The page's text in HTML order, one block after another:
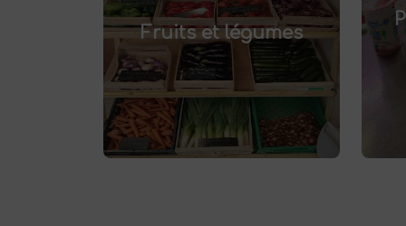
Fruits et légumes
frais à Saint-Saulve
et savourez
des produits de saison, cultivés
localement. Goûtez la différence
: des produits sains et
respectueux de l'environnement.
Vente directe à la ferme ou
livraison à domicile.